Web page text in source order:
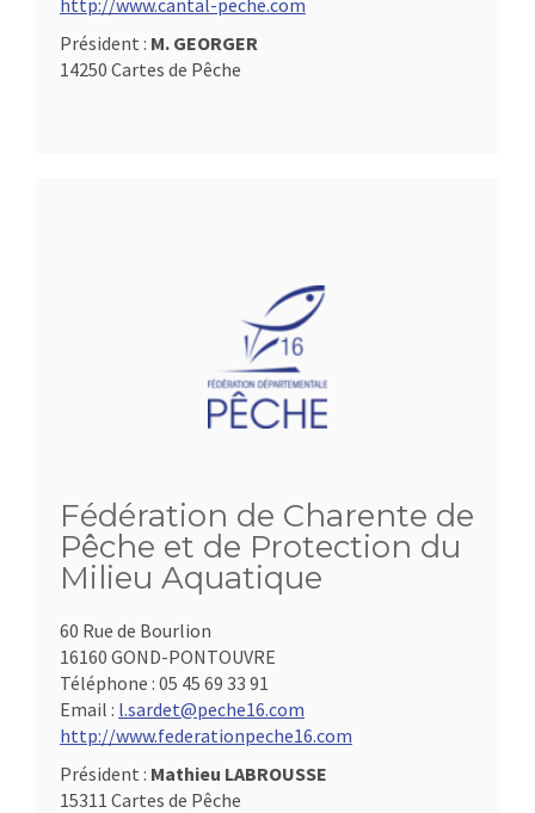
http://www.cantal-peche.com
Président : M. GEORGER
14250 Cartes de Pêche
Fédération de Charente de
Pêche et de Protection du
Milieu Aquatique
60 Rue de Bourlion
16160 GOND-PONTOUVRE
Téléphone : 05 45 69 33 91
Email : l.sardet@peche16.com
http://www.federationpeche16.com
Président : Mathieu LABROUSSE
15311 Cartes de Pêche